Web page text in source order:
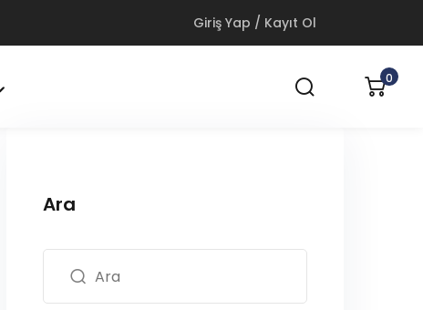
Giriş Yap / Kayıt Ol
0
Ara